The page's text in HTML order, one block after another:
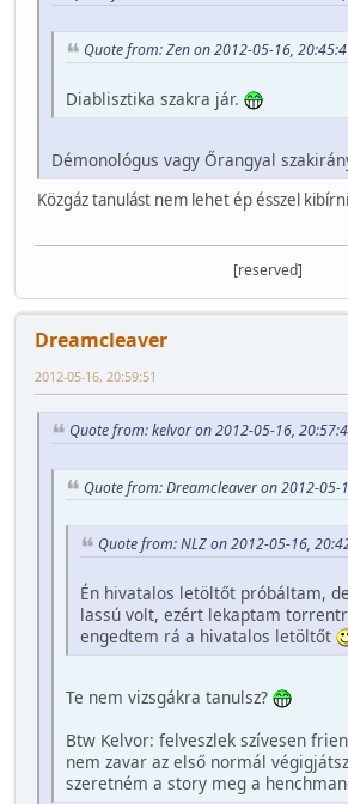
Quote from: Zen on 2012-05-16,
Diablisztika szakra jár.
Démonológus vagy Őrangyal
Közgáz tanulást nem lehet ép ésszel
[reserved]
Dreamcleaver
2012-05-16, 20:59:51
Quote from: kelvor on 2012-05-16,
Quote from: Dreamcleaver on 2012-05-
Quote from: NLZ on 2012-05-16,
Én hivatalos letöltőt próbáltam,
lassú volt, ezért lekaptam
engedtem rá a hivatalos letöltőt
Te nem vizsgákra tanulsz?
Btw Kelvor: felveszlek szívesen
nem zavar az első normál
szeretném a story meg a